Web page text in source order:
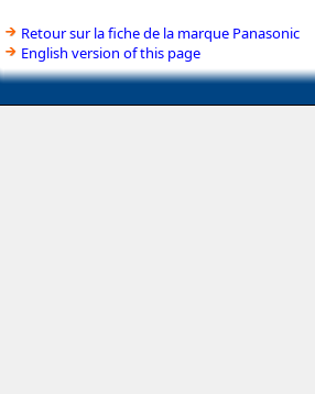
Retour sur la fiche de la marque Panasonic
English version of this page